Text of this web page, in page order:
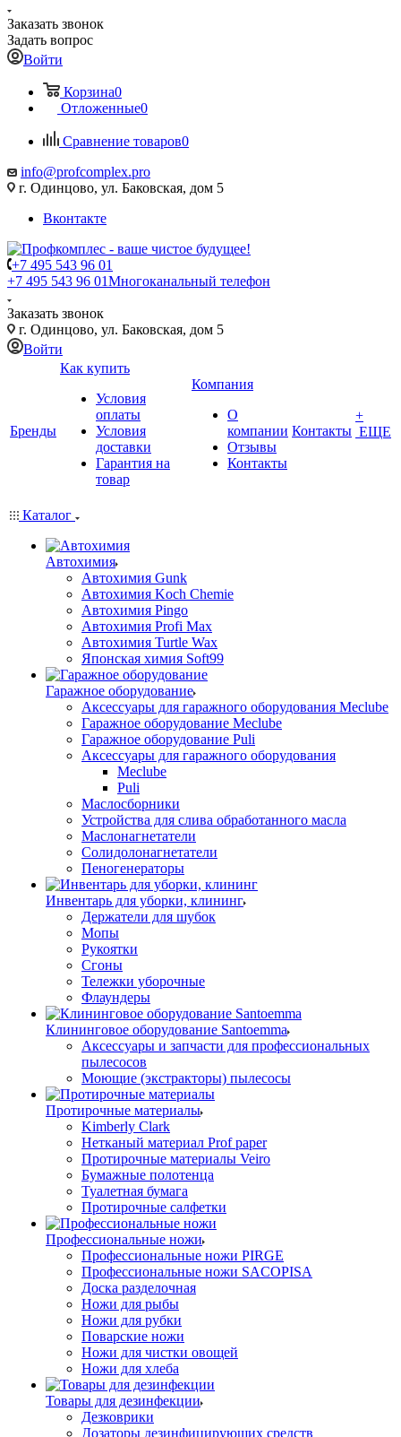
Заказать звонок
Задать вопрос
Войти
Корзина0
Отложенные0
Сравнение товаров0
info@profcomplex.pro
г. Одинцово, ул. Баковская, дом 5
Вконтакте
+7 495 543 96 01
+7 495 543 96 01Многоканальный телефон
Заказать звонок
г. Одинцово, ул. Баковская, дом 5
Войти
Бренды
Как купить
Условия
оплаты
Условия
доставки
Гарантия на
товар
Компания
О
компании
Отзывы
Контакты
Контакты
+
ЕЩЕ
Каталог
Автохимия
Автохимия Gunk
Автохимия Koch Chemie
Автохимия Pingo
Автохимия Profi Max
Автохимия Turtle Wax
Японская химия Soft99
Гаражное оборудование
Аксессуары для гаражного оборудования Meclube
Гаражное оборудование Meclube
Гаражное оборудование Puli
Аксессуары для гаражного оборудования
Meclube
Puli
Маслосборники
Устройства для слива обработанного масла
Маслонагнетатели
Солидолонагнетатели
Пеногенераторы
Инвентарь для уборки, клининг
Держатели для шубок
Мопы
Рукоятки
Сгоны
Тележки уборочные
Флаундеры
Клининговое оборудование Santoemma
Аксессуары и запчасти для профессиональных
пылесосов
Моющие (экстракторы) пылесосы
Протирочные материалы
Kimberly Clark
Нетканый материал Prof paper
Протирочные материалы Veiro
Бумажные полотенца
Туалетная бумага
Протирочные салфетки
Профессиональные ножи
Профессиональные ножи PIRGE
Профессиональные ножи SACOPISA
Доска разделочная
Ножи для рыбы
Ножи для рубки
Поварские ножи
Ножи для чистки овощей
Ножи для хлеба
Товары для дезинфекции
Дезковрики
Дозаторы дезинфицирующих средств